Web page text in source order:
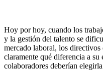
Hoy por hoy, cuando los
y la gestión del talento se
mercado laboral, los directivos
claramente qué diferencia a
colaboradores deberían